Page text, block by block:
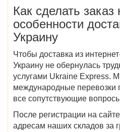
Как сделать
особенности
Украину
Чтобы доставка из
Украину не обернулась
услугами Ukraine Express.
международные перевозки
все сопутствующие
После регистрации на
адресам наших складов за